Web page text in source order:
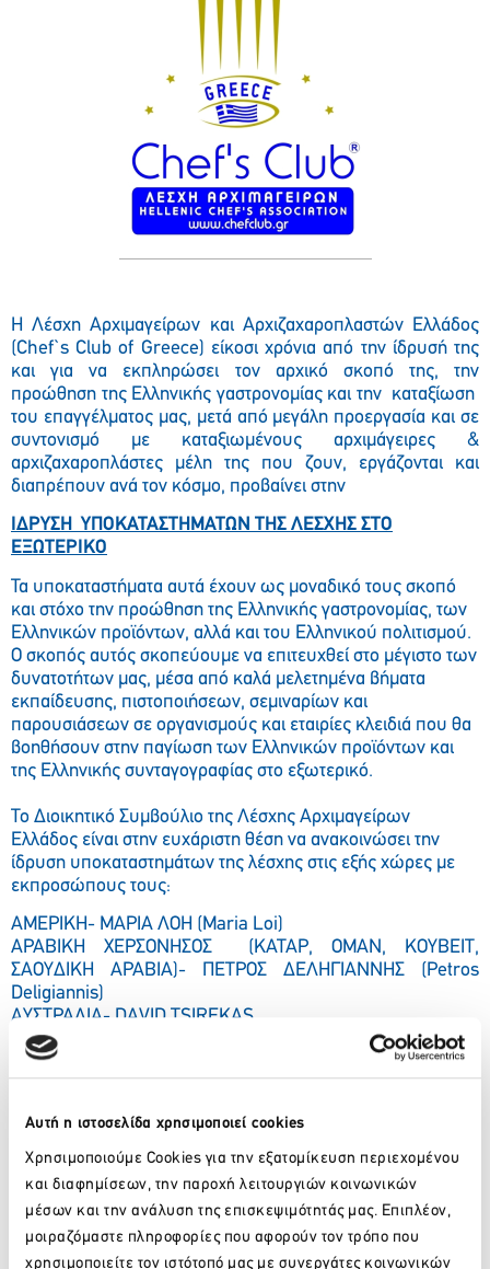
Αυτή η ιστοσελίδα χρησιμοποιεί cookies
Χρησιμοποιούμε Cookies για την εξατομίκευση περιεχομένου
και διαφημίσεων, την παροχή λειτουργιών κοινωνικών
μέσων και την ανάλυση της επισκεψιμότητάς μας. Επιπλέον,
μοιραζόμαστε πληροφορίες που αφορούν τον τρόπο που
χρησιμοποιείτε τον ιστότοπό μας με συνεργάτες κοινωνικών
Η Λέσχη Αρχιμαγείρων και Αρχιζαχαροπλαστών Ελλάδος
(Chef`s Club of Greece) είκοσι χρόνια από την ίδρυσή της
και για να εκπληρώσει τον αρχικό σκοπό της, την
προώθηση της Ελληνικής γαστρονομίας και την καταξίωση
του επαγγέλματος μας, μετά από μεγάλη προεργασία και σε
συντονισμό με καταξιωμένους αρχιμάγειρες &
αρχιζαχαροπλάστες μέλη της που ζουν, εργάζονται και
διαπρέπουν ανά τον κόσμο, προβαίνει στην
ΙΔΡΥΣΗ ΥΠΟΚΑΤΑΣΤΗΜΑΤΩΝ ΤΗΣ ΛΕΣΧΗΣ ΣΤΟ
ΕΞΩΤΕΡΙΚΟ
Τα υποκαταστήματα αυτά έχουν ως μοναδικό τους σκοπό
και στόχο την προώθηση της Ελληνικής γαστρονομίας, των
Ελληνικών προϊόντων, αλλά και του Ελληνικού πολιτισμού.
Ο σκοπός αυτός σκοπεύουμε να επιτευχθεί στο μέγιστο των
δυνατοτήτων μας, μέσα από καλά μελετημένα βήματα
εκπαίδευσης, πιστοποιήσεων, σεμιναρίων και
παρουσιάσεων σε οργανισμούς και εταιρίες κλειδιά που θα
βοηθήσουν στην παγίωση των Ελληνικών προϊόντων και
της Ελληνικής συνταγογραφίας στο εξωτερικό.
Το Διοικητικό Συμβούλιο της Λέσχης Αρχιμαγείρων
Ελλάδος είναι στην ευχάριστη θέση να ανακοινώσει την
ίδρυση υποκαταστημάτων της λέσχης στις εξής χώρες με
εκπροσώπους τους:
AMEΡΙΚΗ- ΜΑΡΙΑ ΛΟΗ (Maria Loi)
ΑΡΑΒΙΚΗ ΧΕΡΣΟΝΗΣΟΣ (ΚΑΤΑΡ, ΟΜΑΝ, ΚΟΥΒΕΙΤ,
ΣΑΟΥΔΙΚΗ ΑΡΑΒΙΑ)- ΠΕΤΡΟΣ ΔΕΛΗΓΙΑΝΝΗΣ (Petros
Deligiannis)
AΥΣΤΡΑΛΙΑ- DAVID TSIREKAS
ΑΥΣΤΡΙΑ- ΓΕΡΑΣΙΜΟΣ ΚΑΒΑΛΙΕΡΗΣ (Gerasimos
Kavalieris)
ΒΕΛΓΙΟ – ΟΛΛΑΝΔΙΑ – ΛΟΥΞΕΜΒΟΥΡΓΟ (BENELUX )-
ΓΕΡΜΑΝΙΑ- ΓΙΩΡΓΟΣ KANABAKHΣ (George Kanavakis)
ΕΛΒΕΤΙΑ- ΝΙΚΟΣ ΓΕΡΑΝΗΣ (Nicos Geranis)
ΗΝΩΜΕΝΑ ΑΡΑΒΙΚΑ ΕΜΙΡΑΤΑ ( ΝΤΟΥΜΠΑΙ , ΑΜΠΟΥ
ΝΤΑΜΠΙ ) – ΕΥΑΓΓΕΛΟΣ ΜΠΟΥΛΗΣ (Εvagelos Boulis )
KYΠΡΟΣ- ΝΙΚΟΣ ΣΤΡΙΛΙΓΚΑΣ (Νikos Striligas )
ΝΟΡΒΗΓΙΑ- ΓΕΩΡΓΙΑ ΒΑΜΒΑΚΑ (Georgia Vamvaka)